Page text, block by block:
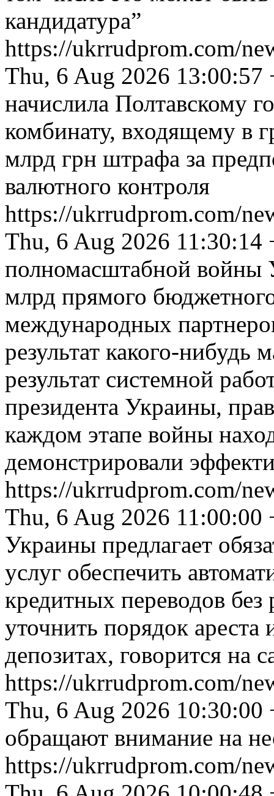
кандидатура”
https://ukrrudprom.com/
Thu, 6 Aug 2026 13:00:57
начислила Полтавскому
комбинату, входящему в
млрд грн штрафа за
валютного контроля
https://ukrrudprom.com/
Thu, 6 Aug 2026 11:30:14
полномасштабной войны
млрд прямого
международных
результат какого-
результат системной
президента Украины,
каждом этапе войны
демонстрировали
https://ukrrudprom.com/
Thu, 6 Aug 2026 11:00:00
Украины предлагает
услуг обеспечить
кредитных переводов без
уточнить порядок ареста
депозитах, говорится на
https://ukrrudprom.com/
Thu, 6 Aug 2026 10:30:00
обращают внимание на
https://ukrrudprom.com/